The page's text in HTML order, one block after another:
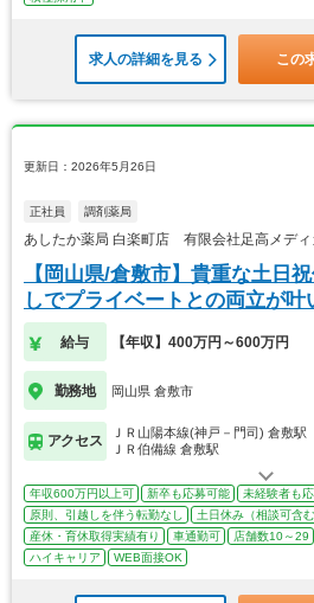
求人の詳細を見る この
更新日：2026年5月26日
正社員 調剤薬局
あしたか薬局 白楽町店 有限会社足高メディ
【岡山県/倉敷市】貴重な土日
しでプライベートとの両立が叶
給与 【年収】400万円～600万円
勤務地 岡山県 倉敷市
アクセス
ＪＲ山陽本線(神戸－門司) 倉敷駅
ＪＲ伯備線 倉敷駅
年収600万円以上可 新卒も応募可能
未経験者も
原則、引越しを伴う転勤なし
土日休み（相談可含む
産休・育休取得実績有り
車通勤可 店舗数10～29
ハイキャリア
WEB面接OK